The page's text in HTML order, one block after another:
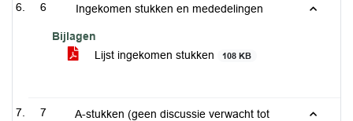
6 Ingekomen stukken en mededelingen
Bijlagen
Lijst ingekomen stukken
108 KB
7
A-stukken (geen discussie verwacht tot